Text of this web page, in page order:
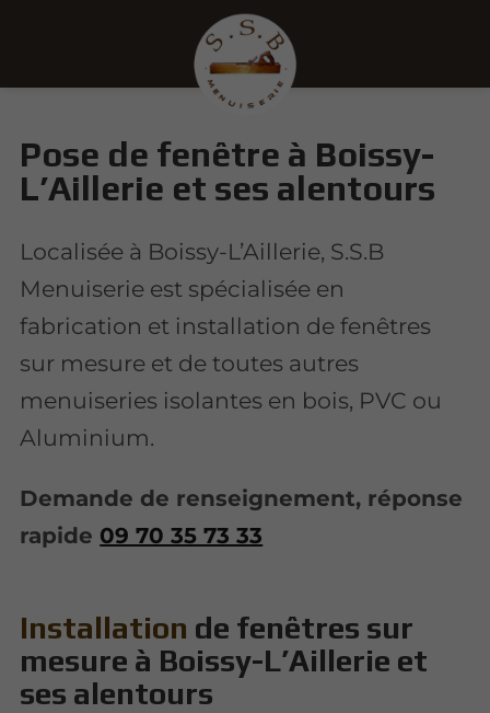
Pose de fenêtre à Boissy-
L’Aillerie et ses alentours
Localisée à Boissy-L’Aillerie, S.S.B
Menuiserie est spécialisée en
fabrication et installation de fenêtres
sur mesure et de toutes autres
menuiseries isolantes en bois, PVC ou
Aluminium.
Demande de renseignement, réponse
rapide 09 70 35 73 33
Installation de fenêtres sur
mesure à Boissy-L’Aillerie et
ses alentours